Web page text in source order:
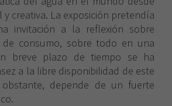
creativa. La exposición pretendía
invitación a la reflexión sobre
consumo, sobre todo en una
breve plazo de tiempo se ha
a la libre disponibilidad de este
depende de un fuerte